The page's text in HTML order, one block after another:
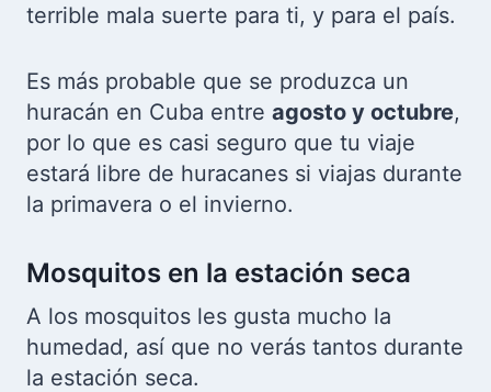
terrible mala suerte para ti, y para el país.
Es más probable que se produzca un
huracán en Cuba entre agosto y octubre,
por lo que es casi seguro que tu viaje
estará libre de huracanes si viajas durante
la primavera o el invierno.
Mosquitos en la estación seca
A los mosquitos les gusta mucho la
humedad, así que no verás tantos durante
la estación seca.